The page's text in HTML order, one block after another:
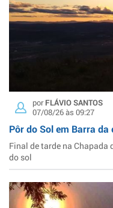
porFLÁVIO SANTOS
07/08/26 às 09:27
Pôr do Sol em Barra da
Final de tarde na
do sol